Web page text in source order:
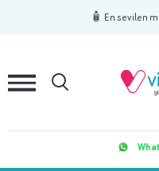
🧴 En sevilen